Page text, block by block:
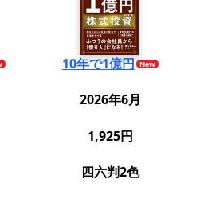
10年で1億円
2026年6月
1,925円
四六判2色